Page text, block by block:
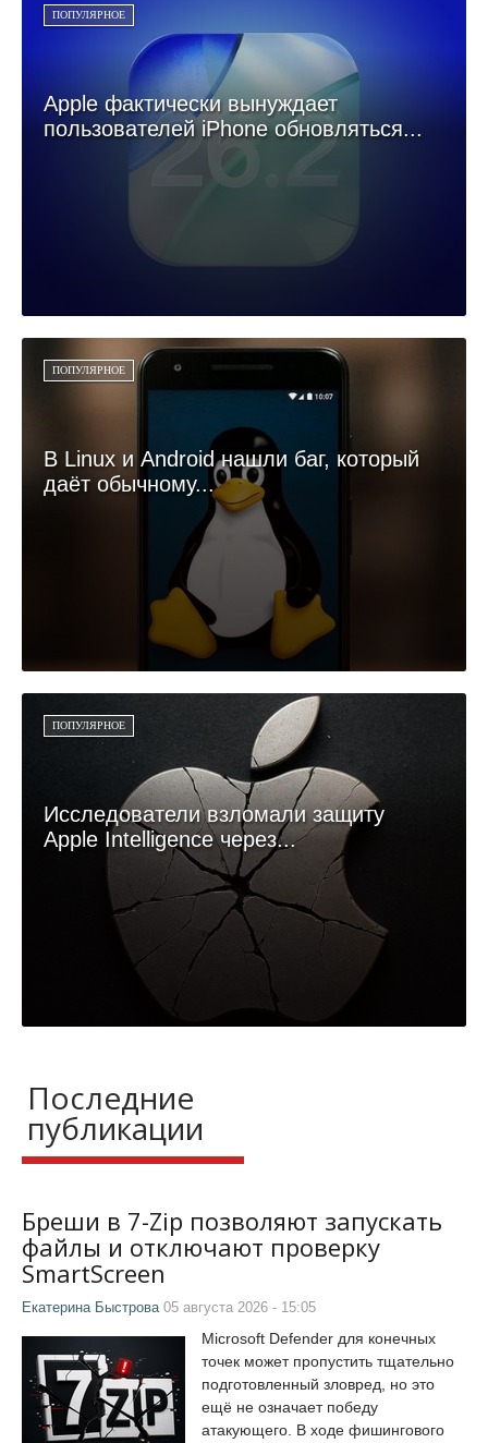
ПОПУЛЯРНОЕ
Apple фактически вынуждает
пользователей iPhone обновляться...
ПОПУЛЯРНОЕ
В Linux и Android нашли баг, который
даёт обычному...
ПОПУЛЯРНОЕ
Исследователи взломали защиту
Apple Intelligence через...
Последние
публикации
Бреши в 7-Zip позволяют запускать
файлы и отключают проверку
SmartScreen
Екатерина Быстрова05 августа 2026 - 15:05
Microsoft Defender для конечных
точек может пропустить тщательно
подготовленный зловред, но это
ещё не означает победу
атакующего. В ходе фишингового